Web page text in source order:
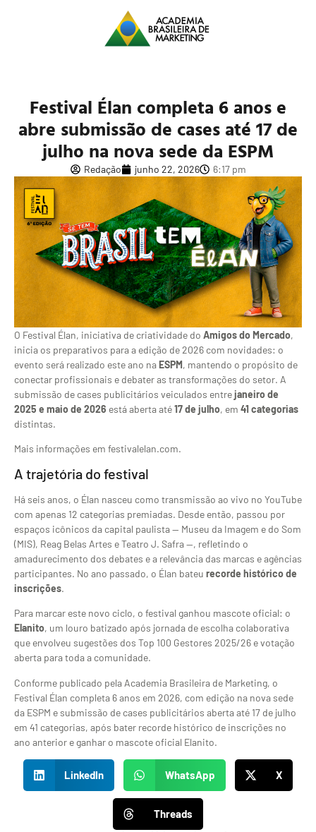
Festival Élan completa 6 anos e
abre submissão de cases até 17 de
julho na nova sede da ESPM
Redação junho 22, 2026 6:17 pm
O Festival Élan, iniciativa de criatividade do Amigos do Mercado,
inicia os preparativos para a edição de 2026 com novidades: o
evento será realizado este ano na ESPM, mantendo o propósito de
conectar profissionais e debater as transformações do setor. A
submissão de cases publicitários veiculados entrejaneiro de
2025 e maio de 2026 está aberta até17 de julho, em 41 categorias
distintas.
Mais informações em festivalelan.com.
A trajetória do festival
Há seis anos, o Élan nasceu como transmissão ao vivo no YouTube
com apenas 12 categorias premiadas. Desde então, passou por
espaços icônicos da capital paulista — Museu da Imagem e do Som
(MIS), Reag Belas Artes e Teatro J. Safra —, refletindo o
amadurecimento dos debates e a relevância das marcas e agências
participantes. No ano passado, o Élan bateu recorde histórico de
inscrições.
Para marcar este novo ciclo, o festival ganhou mascote oficial: o
Elanito, um louro batizado após jornada de escolha colaborativa
que envolveu sugestões dos Top 100 Gestores 2025/26 e votação
aberta para toda a comunidade.
Conforme publicado pela Academia Brasileira de Marketing, o
Festival Élan completa 6 anos em 2026, com edição na nova sede
da ESPM e submissão de cases publicitários aberta até 17 de julho
em 41 categorias, após bater recorde histórico de inscrições no
ano anterior e ganhar o mascote oficial Elanito.
LinkedIn WhatsApp X
Threads